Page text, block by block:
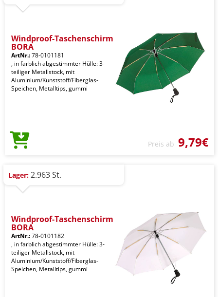
Windproof-Taschenschirm
BORA
ArtNr.:78-0101181
, in farblich abgestimmter Hülle: 3-
teiliger Metallstock, mit
Aluminium/Kunststoff/Fiberglas-
Speichen, Metalltips, gummi
Preis ab 9,79€
Lager: 2.963 St.
Windproof-Taschenschirm
BORA
ArtNr.:78-0101182
, in farblich abgestimmter Hülle: 3-
teiliger Metallstock, mit
Aluminium/Kunststoff/Fiberglas-
Speichen, Metalltips, gummi